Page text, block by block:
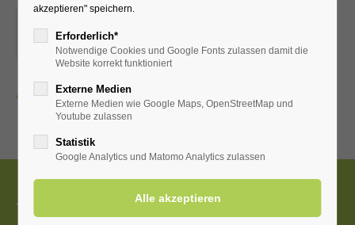
ORT: KURHALLE
Zurück
Tourist-Information
akzeptieren" speichern.
Erforderlich*
Notwendige Cookies und Google Fonts zulassen damit die
Website korrekt funktioniert
Externe Medien
Externe Medien wie Google Maps, OpenStreetMap und
Youtube zulassen
Statistik
Google Analytics und Matomo Analytics zulassen